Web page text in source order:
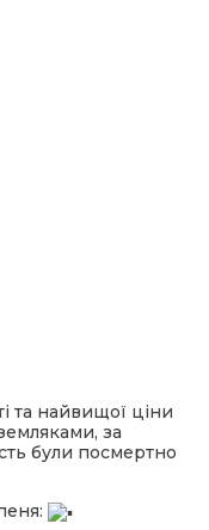
та найвищої ціни
за
були посмертно